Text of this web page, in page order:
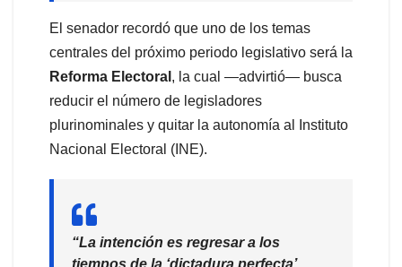
El senador recordó que uno de los temas
centrales del próximo periodo legislativo será la
Reforma Electoral , la cual —advirtió— busca
reducir el número de legisladores
plurinominales y quitar la autonomía al Instituto
Nacional Electoral (INE).
“La intención es regresar a los